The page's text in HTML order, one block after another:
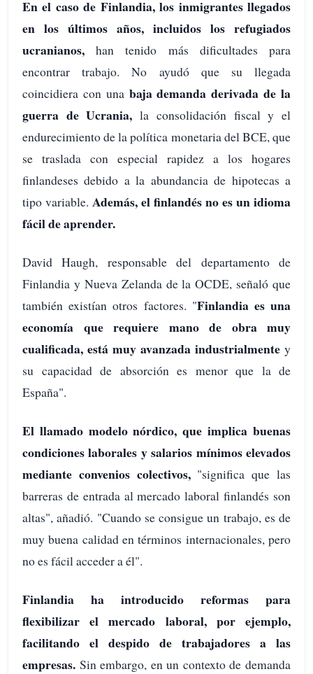
En el caso de Finlandia, los inmigrantes llegados
en los últimos años, incluidos los refugiados
ucranianos, han tenido más dificultades para
encontrar trabajo. No ayudó que su llegada
coincidiera con una baja demanda derivada de la
guerra de Ucrania, la consolidación fiscal y el
endurecimiento de la política monetaria del BCE, que
se traslada con especial rapidez a los hogares
finlandeses debido a la abundancia de hipotecas a
tipo variable. Además, el finlandés no es un idioma
fácil de aprender.
David Haugh, responsable del departamento de
Finlandia y Nueva Zelanda de la OCDE, señaló que
también existían otros factores. "Finlandia es una
economía que requiere mano de obra muy
cualificada, está muy avanzada industrialmente y
su capacidad de absorción es menor que la de
España".
El llamado modelo nórdico, que implica buenas
condiciones laborales y salarios mínimos elevados
mediante convenios colectivos,"significa que las
barreras de entrada al mercado laboral finlandés son
altas", añadió. "Cuando se consigue un trabajo, es de
muy buena calidad en términos internacionales, pero
no es fácil acceder a él".
Finlandia ha introducido reformas para
flexibilizar el mercado laboral, por ejemplo,
facilitando el despido de trabajadores a las
empresas. Sin embargo, en un contexto de demanda